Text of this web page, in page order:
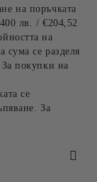
на поръчката
лв. / €204,52
на
сума се разделя
покупки на
се
За